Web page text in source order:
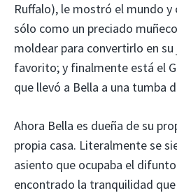
Ruffalo), le mostró el mundo
sólo como un preciado
moldear para convertirlo en
favorito; y finalmente está el
que llevó a Bella a una tumba
Ahora Bella es dueña de su
propia casa. Literalmente se
asiento que ocupaba el
encontrado la tranquilidad